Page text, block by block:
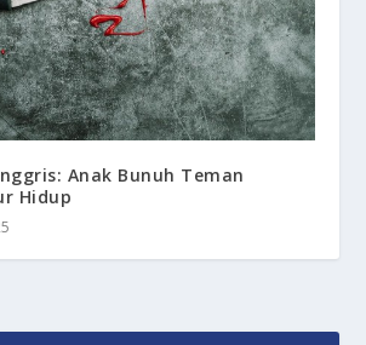
Anak Bunuh Teman
Hidup